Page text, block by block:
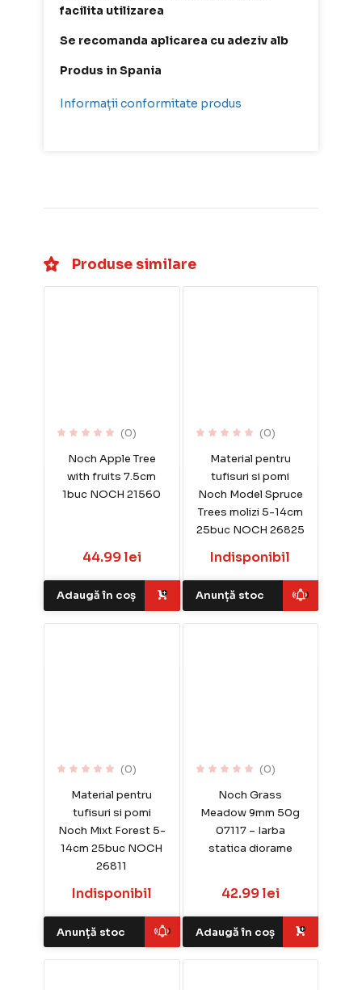
facilita utilizarea
Se recomanda aplicarea cu adeziv alb
Produs in Spania
Informații conformitate produs
Produse similare
(0)
Noch Apple Tree
with fruits 7.5cm
1buc NOCH 21560
44.99 lei
Adaugă în coș
(0)
Material pentru
tufisuri si pomi
Noch Model Spruce
Trees molizi 5-14cm
25buc NOCH 26825
Indisponibil
Anunță stoc
(0)
Material pentru
tufisuri si pomi
Noch Mixt Forest 5-
14cm 25buc NOCH
26811
Indisponibil
Anunță stoc
(0)
Noch Grass
Meadow 9mm 50g
07117 – Iarba
statica diorame
42.99 lei
Adaugă în coș